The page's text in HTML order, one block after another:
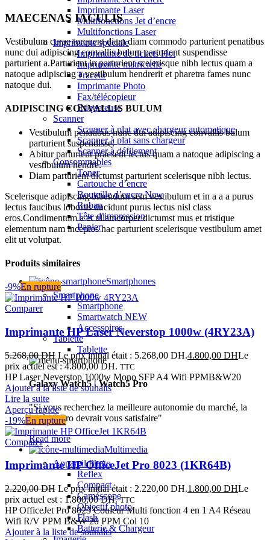
Imprimante Laser
Multifonctions Jet d’encre
Multifonctions Laser
Imprimante spéciale
Imprimante de ticketsHot
Imprimante matricielle
Traceur
Imprimante Photo
Fax/télécopieur
Etiqueteuse
Scanner
Scanner à plat avec chargeur automatique
Scanner à plat sans chargeur
Scanner à défilement
Consommables
Toner
Cartouche d’encre
Bouteille d’encreNew
Ruban
Tête d’impression
Papier
Smartphones
Smartphone
Smartphone
Smartwatch NEW
Accessoires
Tablette
Tablette
Galaxy Watch5 | Watch5 Pro
"Si vous recherchez la meilleure autonomie du marché, la
Watch5 Pro devrait vous satisfaire"
Read more
Multimedia
Appareil Photo
Reflex
Compact
Caméscope
Objectif photo
Flash
Batterie & Chargeur
MAECENAS IACULIS
Vestibulum curae torquent diam diam commodo parturient penatibus
nunc dui adipiscing convallis bulum parturient suspendisse
parturient a.Parturient in parturient scelerisque nibh lectus quam a
natoque adipiscing a vestibulum hendrerit et pharetra fames nunc
natoque dui.
ADIPISCING CONVALLIS BULUM
Vestibulum penatibus nunc dui adipiscing convallis bulum
parturient suspendisse.
Abitur parturient praesent lectus quam a natoque adipiscing a
vestibulum hendre.
Diam parturient dictumst parturient scelerisque nibh lectus.
Scelerisque adipiscing bibendum sem vestibulum et in a a a purus
lectus faucibus lobortis tincidunt purus lectus nisl class
eros.Condimentum a et ullamcorper dictumst mus et tristique
elementum nam inceptos hac parturient scelerisque vestibulum amet
elit ut volutpat.
Produits similaires
-9%En rupture
Comparer
Imprimante HP Laser Neverstop 1000w (4RY23A)
5.268,00DH Le prix initial était : 5.268,00 DH.4.800,00 DHLe
prix actuel est : 4.800,00 DH. TTC
HP Laser Neverstop 1000w Mono SFP A4 Wifi PPMB&W20
Ajouter à la liste de souhaits
Lire la suite
Aperçu rapide
-19%En rupture
Comparer
Imprimante HP OfficeJet Pro 8023 (1KR64B)
2.220,00DH Le prix initial était : 2.220,00 DH.1.800,00 DHLe
prix actuel est : 1.800,00 DH. TTC
HP OfficeJet Pro 8023 Couleur Multi fonction 4 en 1 A4 Réseau
Wifi R/V PPM B&W 20 PPM Col 10
Ajouter à la liste de souhaits